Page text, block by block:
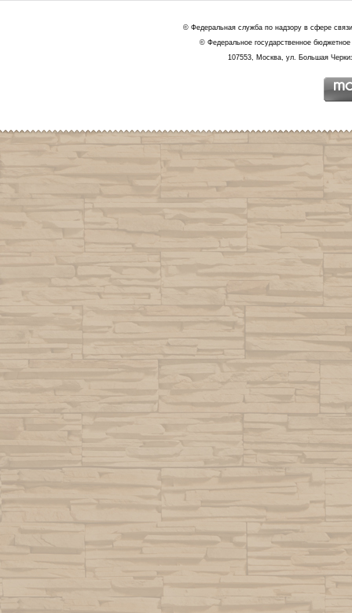
© Федеральная служба по надзору в сфере
© Федеральное государственное
107553, Москва, ул. Большая